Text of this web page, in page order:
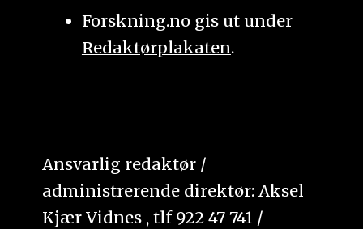
Forskning.no gis ut under
Redaktørplakaten.
Ansvarlig redaktør /
administrerende direktør: Aksel
Kjær Vidnes , tlf 922 47 741 /